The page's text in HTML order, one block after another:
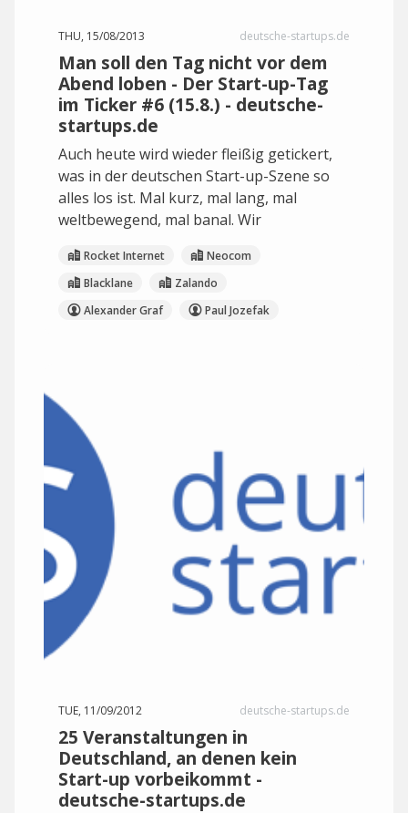
THU, 15/08/2013 deutsche-startups.de
Man soll den Tag nicht vor dem
Abend loben - Der Start-up-Tag
im Ticker #6 (15.8.) - deutsche-
startups.de
Auch heute wird wieder fleißig getickert,
was in der deutschen Start-up-Szene so
alles los ist. Mal kurz, mal lang, mal
weltbewegend, mal banal. Wir
Rocket Internet
Neocom
Blacklane
Zalando
Alexander Graf
Paul Jozefak
TUE, 11/09/2012 deutsche-startups.de
25 Veranstaltungen in
Deutschland, an denen kein
Start-up vorbeikommt -
deutsche-startups.de